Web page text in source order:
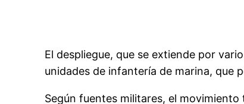
El despliegue, que se extiende por
unidades de infantería de marina, que
Según fuentes militares, el